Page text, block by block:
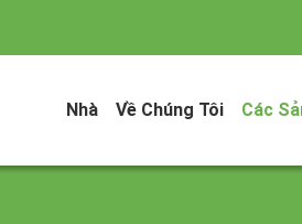
Nhà Về Chúng Tôi Các